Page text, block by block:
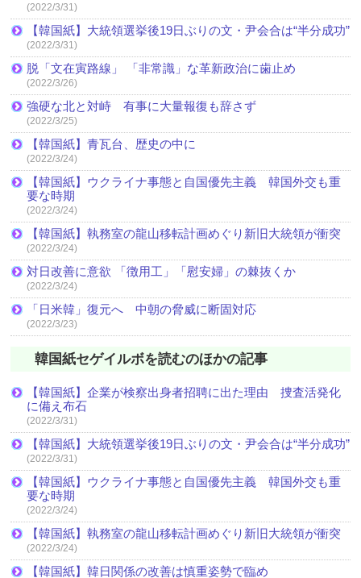
(2022/3/31)
【韓国紙】大統領選挙後19日ぶりの文・尹会合は“半分成功”
(2022/3/31)
脱「文在寅路線」 「非常識」な革新政治に歯止め
(2022/3/26)
強硬な北と対峙 有事に大量報復も辞さず
(2022/3/25)
【韓国紙】青瓦台、歴史の中に
(2022/3/24)
【韓国紙】ウクライナ事態と自国優先主義 韓国外交も重
要な時期
(2022/3/24)
【韓国紙】執務室の龍山移転計画めぐり新旧大統領が衝突
(2022/3/24)
対日改善に意欲 「徴用工」「慰安婦」の棘抜くか
(2022/3/24)
「日米韓」復元へ 中朝の脅威に断固対応
(2022/3/23)
韓国紙セゲイルボを読むのほかの記事
【韓国紙】企業が検察出身者招聘に出た理由 捜査活発化
に備え布石
(2022/3/31)
【韓国紙】大統領選挙後19日ぶりの文・尹会合は“半分成功”
(2022/3/31)
【韓国紙】ウクライナ事態と自国優先主義 韓国外交も重
要な時期
(2022/3/24)
【韓国紙】執務室の龍山移転計画めぐり新旧大統領が衝突
(2022/3/24)
【韓国紙】韓日関係の改善は慎重姿勢で臨め